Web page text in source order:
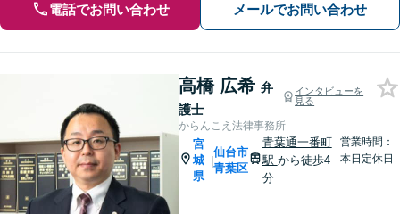
電話でお問い合わせ メールでお問い合わせ
高橋 広希 弁
護士
インタビューを
見る
からんこえ法律事務所
宮
城
県
|
仙台市
青葉区
青葉通一番町
駅 から徒歩4
分
営業時間：
本日定休日